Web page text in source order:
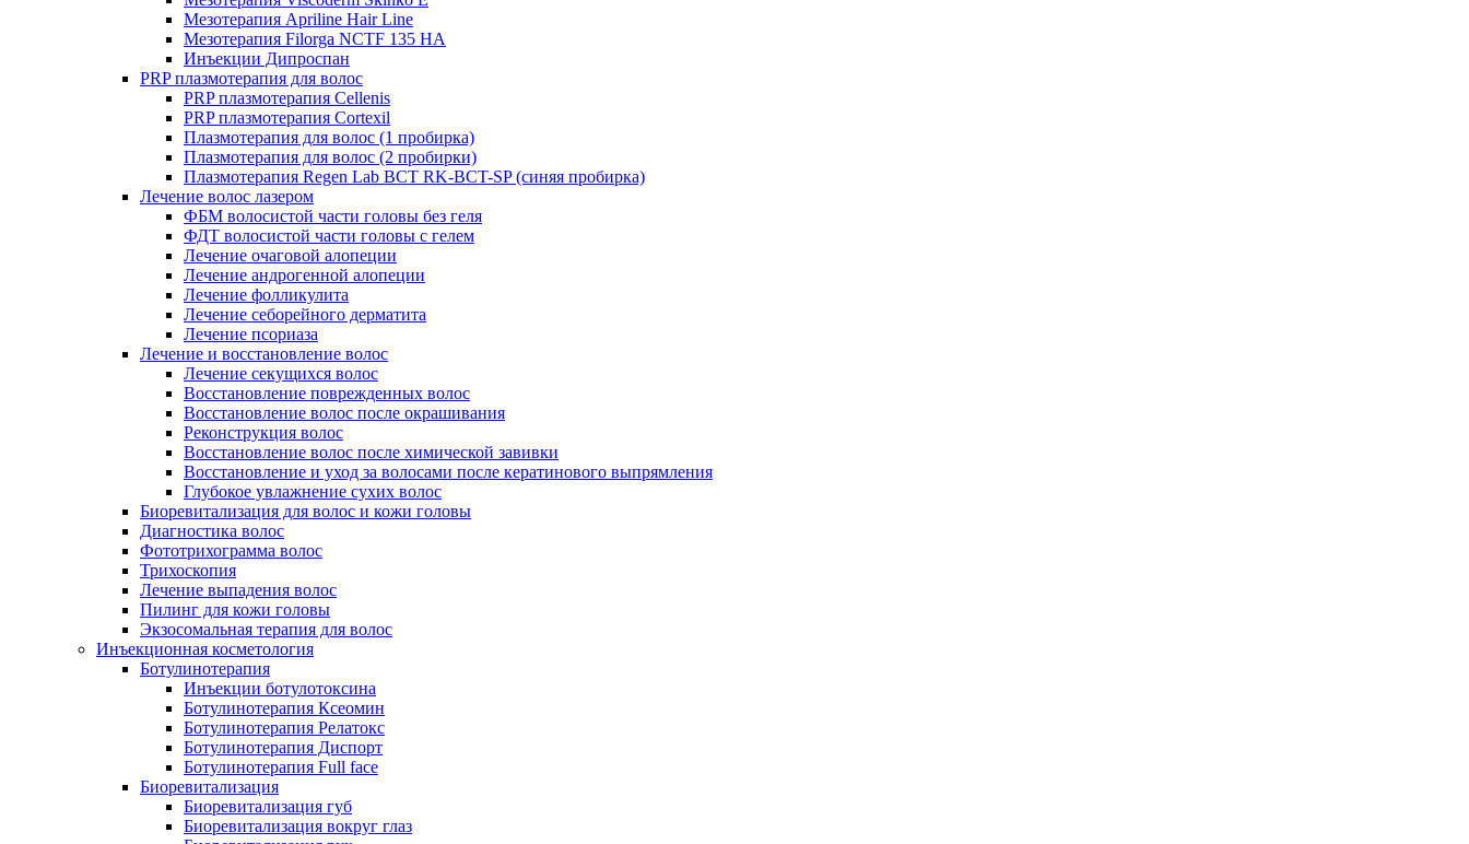
Мезотерапия Apriline Hair Line
Мезотерапия Filorga NCTF 135 HA
Инъекции Дипроспан
PRP плазмотерапия для волос
PRP плазмотерапия Cellenis
PRP плазмотерапия Cortexil
Плазмотерапия для волос (1 пробирка)
Плазмотерапия для волос (2 пробирки)
Плазмотерапия Regen Lab BCT RK-BCT-SP (синяя пробирка)
Лечение волос лазером
ФБМ волосистой части головы без геля
ФДТ волосистой части головы с гелем
Лечение очаговой алопеции
Лечение андрогенной алопеции
Лечение фолликулита
Лечение себорейного дерматита
Лечение псориаза
Лечение и восстановление волос
Лечение секущихся волос
Восстановление поврежденных волос
Восстановление волос после окрашивания
Реконструкция волос
Восстановление волос после химической завивки
Восстановление и уход за волосами после кератинового выпрямления
Глубокое увлажнение сухих волос
Биоревитализация для волос и кожи головы
Диагностика волос
Фототрихограмма волос
Трихоскопия
Лечение выпадения волос
Пилинг для кожи головы
Экзосомальная терапия для волос
Инъекционная косметология
Ботулинотерапия
Инъекции ботулотоксина
Ботулинотерапия Ксеомин
Ботулинотерапия Релатокс
Ботулинотерапия Диспорт
Ботулинотерапия Full face
Биоревитализация
Биоревитализация губ
Биоревитализация вокруг глаз